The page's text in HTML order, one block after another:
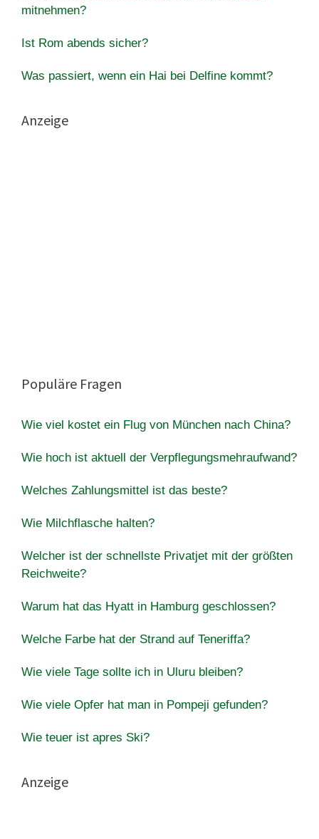
mitnehmen?
Ist Rom abends sicher?
Was passiert, wenn ein Hai bei Delfine kommt?
Anzeige
Populäre Fragen
Wie viel kostet ein Flug von München nach China?
Wie hoch ist aktuell der Verpflegungsmehraufwand?
Welches Zahlungsmittel ist das beste?
Wie Milchflasche halten?
Welcher ist der schnellste Privatjet mit der größten
Reichweite?
Warum hat das Hyatt in Hamburg geschlossen?
Welche Farbe hat der Strand auf Teneriffa?
Wie viele Tage sollte ich in Uluru bleiben?
Wie viele Opfer hat man in Pompeji gefunden?
Wie teuer ist apres Ski?
Anzeige